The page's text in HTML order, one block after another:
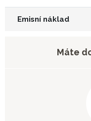
Emisní náklad
Máte